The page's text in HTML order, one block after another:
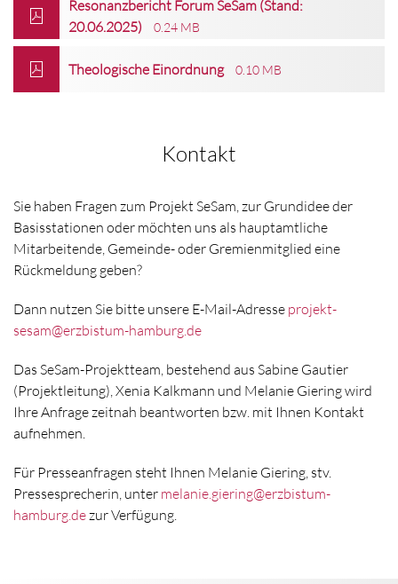
Resonanzbericht Forum SeSam (Stand:
20.06.2025)
0.24 MB
Theologische Einordnung 0.10 MB
Kontakt
Sie haben Fragen zum Projekt SeSam, zur Grundidee der
Basisstationen oder möchten uns als hauptamtliche
Mitarbeitende, Gemeinde- oder Gremienmitglied eine
Rückmeldung geben?
Dann nutzen Sie bitte unsere E-Mail-Adresse projekt-
sesam@erzbistum-hamburg.de
Das SeSam-Projektteam, bestehend aus Sabine Gautier
(Projektleitung), Xenia Kalkmann und Melanie Giering wird
Ihre Anfrage zeitnah beantworten bzw. mit Ihnen Kontakt
aufnehmen.
Für Presseanfragen steht Ihnen Melanie Giering, stv.
Pressesprecherin, unter melanie.giering@erzbistum-
hamburg.dezur Verfügung.